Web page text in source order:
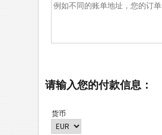
请输入您的付款信息：
货币